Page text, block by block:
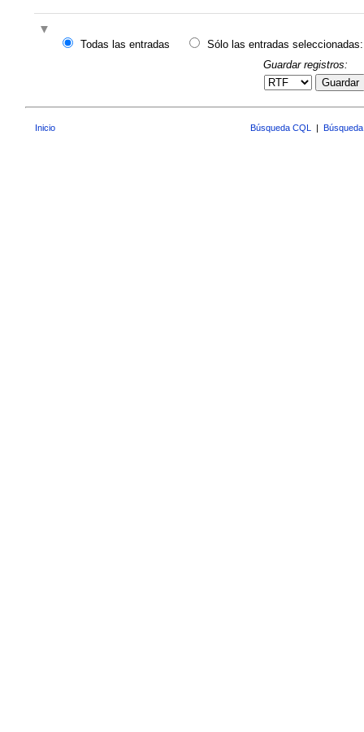
Todas las entradas
Sólo las entradas seleccionadas:
Guardar registros:
Guardar
Inicio Búsqueda CQL